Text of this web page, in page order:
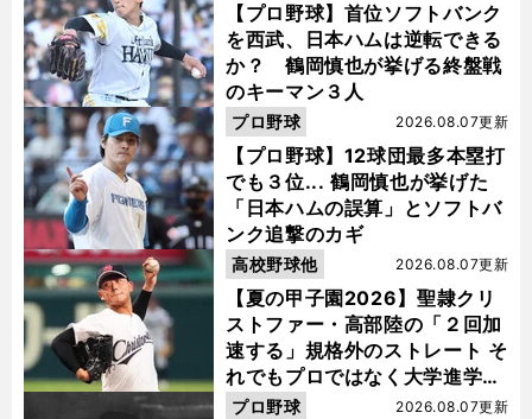
【プロ野球】首位ソフトバンク
を西武、日本ハムは逆転できる
か？ 鶴岡慎也が挙げる終盤戦
のキーマン３人
【プロ野球】12球団最多本塁打
でも３位... 鶴岡慎也が挙げた
「日本ハムの誤算」とソフトバ
ンク追撃のカギ
2026.08.07更新
プロ野球
【夏の甲子園2026】聖隷クリ
ストファー・高部陸の「２回加
速する」規格外のストレート そ
れでもプロではなく大学進学を
選ぶ理由
2026.08.07更新
高校野球他
2026.08.07更新
プロ野球